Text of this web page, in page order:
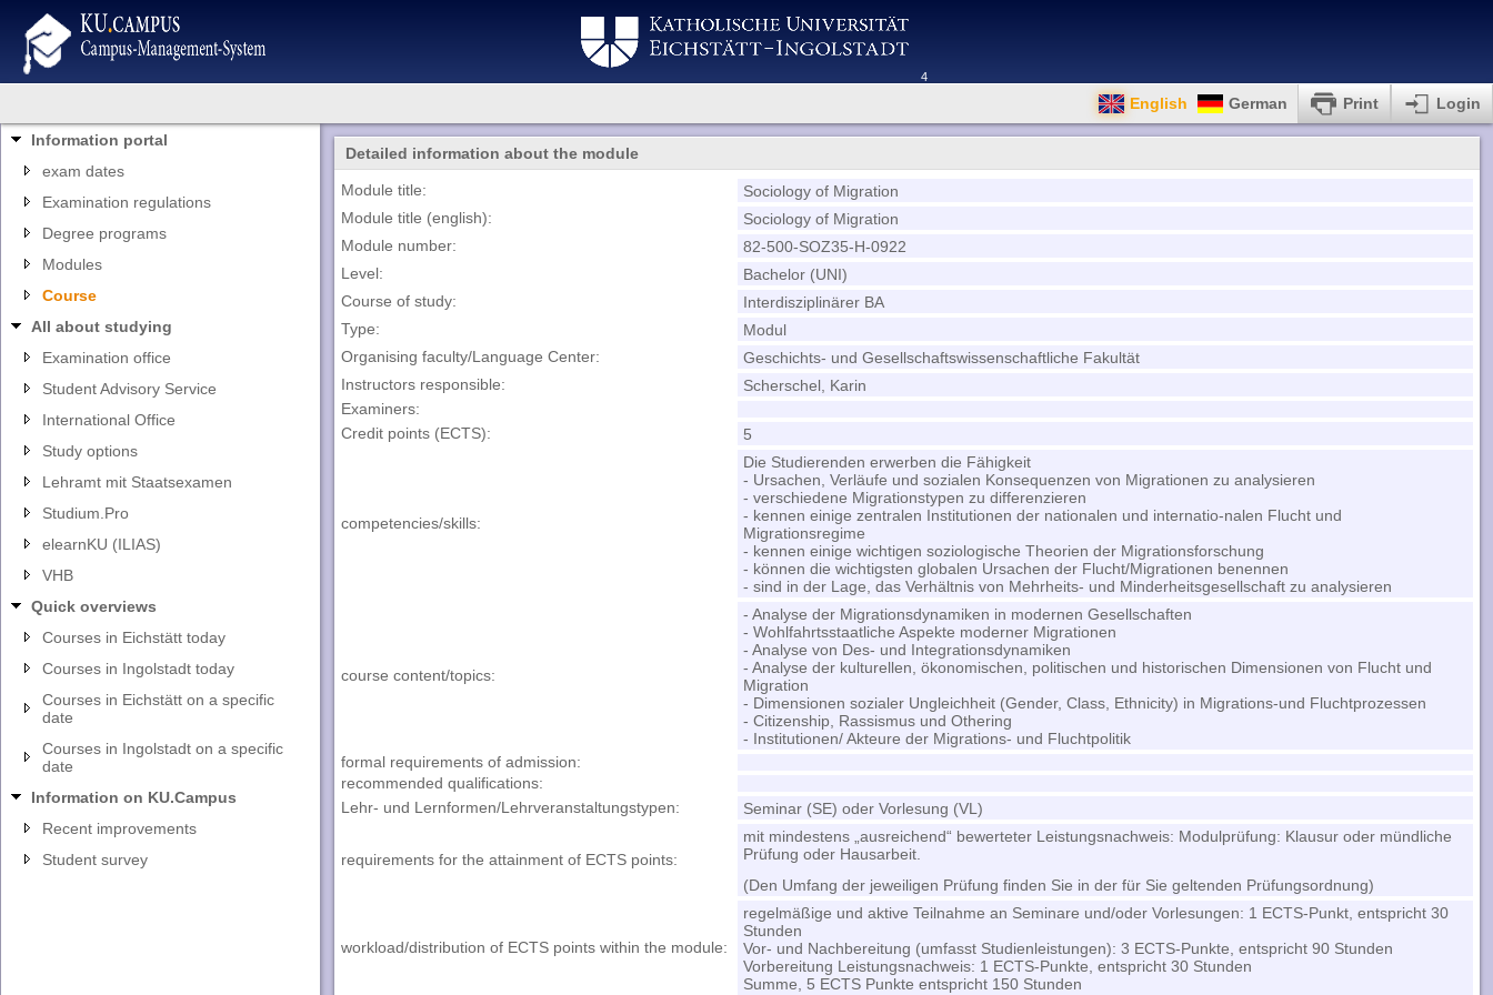
4
English German Print Login
Information portal
exam dates
Examination regulations
Degree programs
Modules
Course
All about studying
Examination office
Student Advisory Service
International Office
Study options
Lehramt mit Staatsexamen
Studium.Pro
elearnKU (ILIAS)
VHB
Quick overviews
Courses in Eichstätt today
Courses in Ingolstadt today
Courses in Eichstätt on a specific
date
Courses in Ingolstadt on a specific
date
Information on KU.Campus
Recent improvements
Student survey
Detailed information about the module
Module title:
Sociology of Migration
Module title (english):
Sociology of Migration
Module number:
82-500-SOZ35-H-0922
Level:
Bachelor (UNI)
Course of study:
Interdisziplinärer BA
Type:
Modul
Organising faculty/Language Center:
Geschichts- und Gesellschaftswissenschaftliche Fakultät
Instructors responsible:
Scherschel, Karin
Examiners:
Credit points (ECTS):
5
competencies/skills:
Die Studierenden erwerben die Fähigkeit
- Ursachen, Verläufe und sozialen Konsequenzen von Migrationen zu analysieren
- verschiedene Migrationstypen zu differenzieren
- kennen einige zentralen Institutionen der nationalen und internatio-nalen Flucht und
Migrationsregime
- kennen einige wichtigen soziologische Theorien der Migrationsforschung
- können die wichtigsten globalen Ursachen der Flucht/Migrationen benennen
- sind in der Lage, das Verhältnis von Mehrheits- und Minderheitsgesellschaft zu analysieren
course content/topics:
- Analyse der Migrationsdynamiken in modernen Gesellschaften
- Wohlfahrtsstaatliche Aspekte moderner Migrationen
- Analyse von Des- und Integrationsdynamiken
- Analyse der kulturellen, ökonomischen, politischen und historischen Dimensionen von Flucht und
Migration
- Dimensionen sozialer Ungleichheit (Gender, Class, Ethnicity) in Migrations-und Fluchtprozessen
- Citizenship, Rassismus und Othering
- Institutionen/ Akteure der Migrations- und Fluchtpolitik
formal requirements of admission:
recommended qualifications:
Lehr- und Lernformen/Lehrveranstaltungstypen:
Seminar (SE) oder Vorlesung (VL)
requirements for the attainment of ECTS points:
mit mindestens „ausreichend“ bewerteter Leistungsnachweis: Modulprüfung: Klausur oder mündliche
Prüfung oder Hausarbeit.
(Den Umfang der jeweiligen Prüfung finden Sie in der für Sie geltenden Prüfungsordnung)
workload/distribution of ECTS points within the module:
regelmäßige und aktive Teilnahme an Seminare und/oder Vorlesungen: 1 ECTS-Punkt, entspricht 30
Stunden
Vor- und Nachbereitung (umfasst Studienleistungen): 3 ECTS-Punkte, entspricht 90 Stunden
Vorbereitung Leistungsnachweis: 1 ECTS-Punkte, entspricht 30 Stunden
Summe, 5 ECTS Punkte entspricht 150 Stunden